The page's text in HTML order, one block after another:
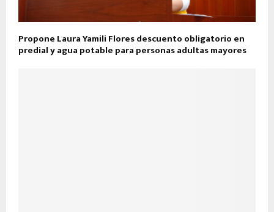
Propone Laura Yamili Flores descuento obligatorio en
predial y agua potable para personas adultas mayores